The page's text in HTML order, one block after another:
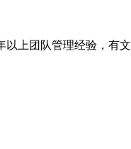
上团队管理经验，有